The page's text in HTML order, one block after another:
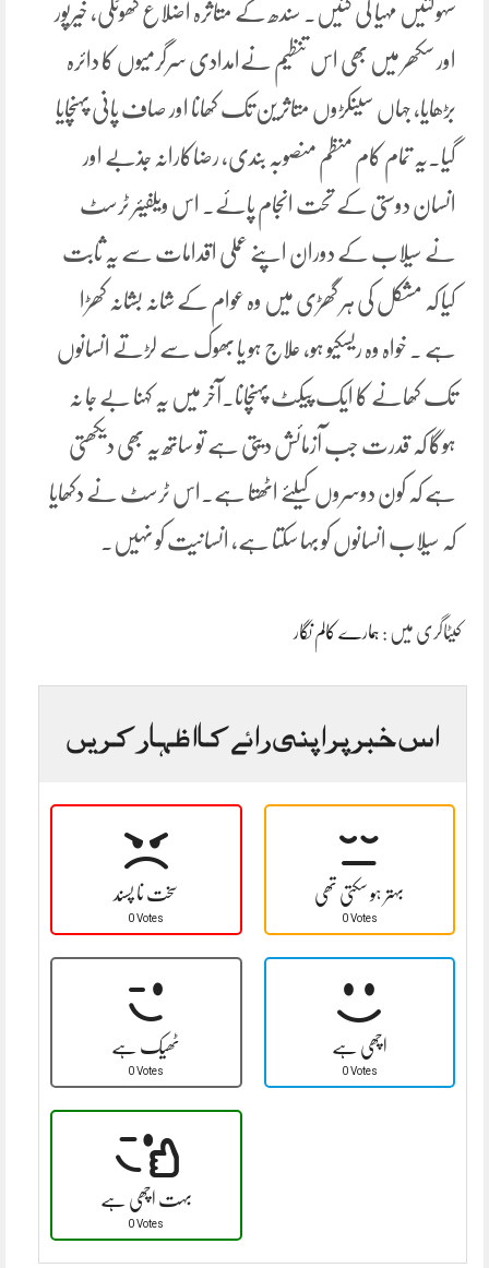
سہولتیں مہیا کی گئیں۔ سندھ کے متاثرہ اضلاع گھوٹکی، خیرپور
اور سکھر میں بھی اس تنظیم نےامدادی سرگرمیوں کا دائرہ
بڑھایا، جہاں سینکڑوں متاثرین تک کھانا اور صاف پانی پہنچایا
گیا۔یہ تمام کام منظم منصوبہ بندی، رضاکارانہ جذبے اور
انسان دوستی کے تحت انجام پائے۔ اس ویلفیئر ٹرسٹ
نے سیلاب کے دوران اپنے عملی اقدامات سے یہ ثابت
کیا کہ مشکل کی ہر گھڑی میں وہ عوام کے شانہ بشانہ کھڑا
ہے ۔ خواہ وہ ریسکیو ہو، علاج ہو یا بھوک سے لڑتے انسانوں
تک کھانے کا ایک پیکٹ پہنچانا۔آخر میں یہ کہنا بے جا نہ
ہوگا کہ قدرت جب آزمائش دیتی ہے تو ساتھ یہ بھی دیکھتی
ہے کہ کون دوسروں کیلئے اٹھتا ہے۔اس ٹرسٹ نے دکھایا
کہ سیلاب انسانوں کو بہا سکتا ہے، انسانیت کو نہیں۔
کیٹاگری میں : ہمارے کالم نگار
اس خبر پر اپنی رائے کا اظہار کریں
سخت نا پسند
0 Votes
بہتر ہو سکتی تھی
0 Votes
ٹھیک ہے
0 Votes
اچھی ہے
0 Votes
بہت اچھی ہے
0 Votes